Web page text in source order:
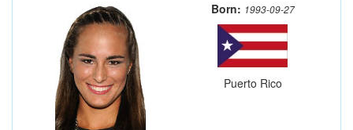
Born: 1993-09-27
Puerto Rico